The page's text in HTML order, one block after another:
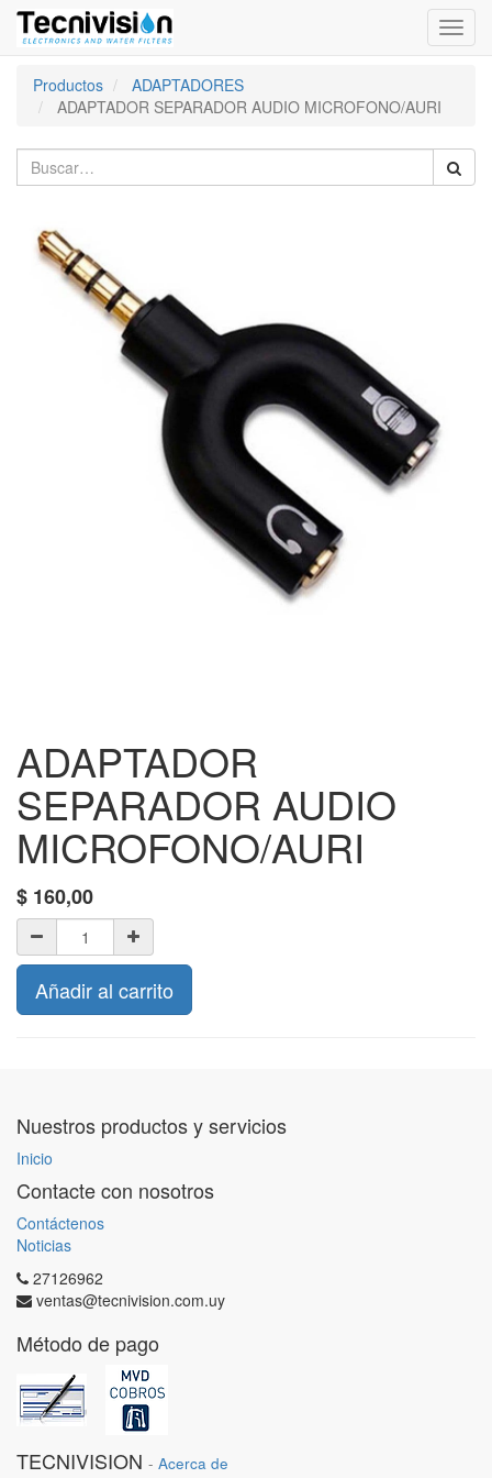
Productos
ADAPTADORES
ADAPTADOR SEPARADOR AUDIO MICROFONO/AURI
ADAPTADOR
SEPARADOR AUDIO
MICROFONO/AURI
$ 160,00
Añadir al carrito
Nuestros productos y servicios
Inicio
Contacte con nosotros
Contáctenos
Noticias
27126962
ventas@tecnivision.com.uy
Método de pago
TECNIVISION - Acerca de